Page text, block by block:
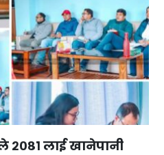
२०८१ लाई खानेपानी